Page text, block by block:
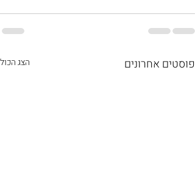
פוסטים אחרונים הצג הכול